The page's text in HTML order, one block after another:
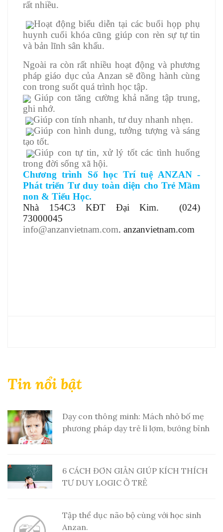
rất nhiều.
Hoạt động biểu diễn tại các buổi họp phụ
huynh cuối khóa cũng giúp con rèn sự tự tin
và bản lĩnh sân khấu.
Ngoài ra còn rất nhiều hoạt động và phương
pháp giáo dục của Anzan sẽ đồng hành cùng
con trong suốt quá trình học tập.
Giúp con tăng cường khả năng tập trung,
ghi nhớ.
Giúp con tính nhanh, tư duy nhanh nhẹn.
Giúp con hình dung, tưởng tượng và sáng
tạo tốt.
Giúp con tự tin, xử lý tốt các tình huống
trong đời sống xã hội.
Chương trình Số học Trí tuệ ANZAN -
Phát triển Tư duy toàn diện cho Trẻ Mầm
non & Tiểu Học.
Nhà 154C3 KĐT Đại Kim. (024)
73000045
info@anzanvietnam.com. anzanvietnam.com
Tin nổi bật
Dạy con thông minh: Mách nhỏ bố mẹ
phương pháp dạy trẻ lì lợm, bướng bỉnh
6 CÁCH ĐƠN GIẢN GIÚP KÍCH THÍCH
TƯ DUY LOGIC Ở TRẺ
Tập thể dục não bộ cùng với học sinh
Anzan.